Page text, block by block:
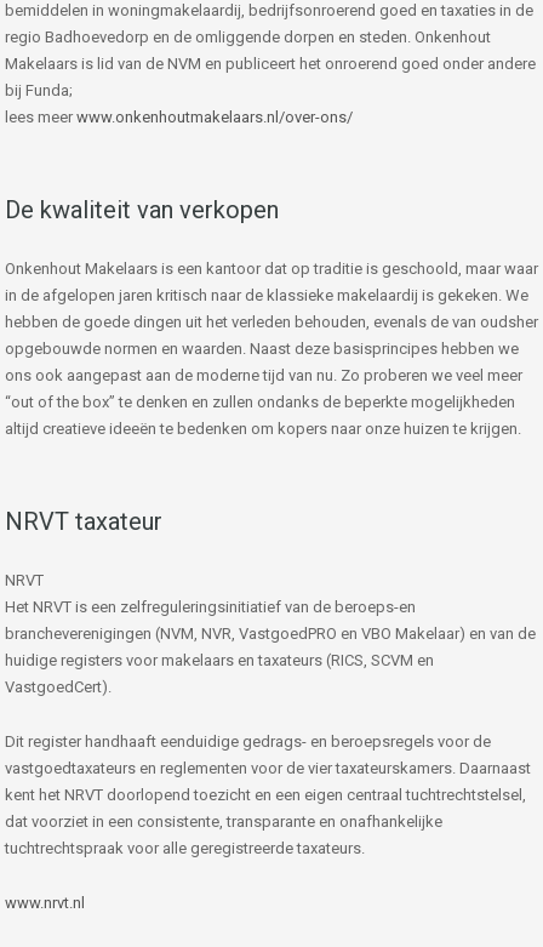
bemiddelen in woningmakelaardij, bedrijfsonroerend goed en taxaties in de
regio Badhoevedorp en de omliggende dorpen en steden. Onkenhout
Makelaars is lid van de NVM en publiceert het onroerend goed onder andere
bij Funda;
lees meer www.onkenhoutmakelaars.nl/over-ons/
De kwaliteit van verkopen
Onkenhout Makelaars is een kantoor dat op traditie is geschoold, maar waar
in de afgelopen jaren kritisch naar de klassieke makelaardij is gekeken. We
hebben de goede dingen uit het verleden behouden, evenals de van oudsher
opgebouwde normen en waarden. Naast deze basisprincipes hebben we
ons ook aangepast aan de moderne tijd van nu. Zo proberen we veel meer
“out of the box” te denken en zullen ondanks de beperkte mogelijkheden
altijd creatieve ideeën te bedenken om kopers naar onze huizen te krijgen.
NRVT taxateur
NRVT
Het NRVT is een zelfreguleringsinitiatief van de beroeps-en
brancheverenigingen (NVM, NVR, VastgoedPRO en VBO Makelaar) en van de
huidige registers voor makelaars en taxateurs (RICS, SCVM en
VastgoedCert).
Dit register handhaaft eenduidige gedrags- en beroepsregels voor de
vastgoedtaxateurs en reglementen voor de vier taxateurskamers. Daarnaast
kent het NRVT doorlopend toezicht en een eigen centraal tuchtrechtstelsel,
dat voorziet in een consistente, transparante en onafhankelijke
tuchtrechtspraak voor alle geregistreerde taxateurs.
www.nrvt.nl